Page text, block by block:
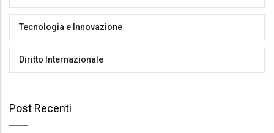
Tecnologia e Innovazione
Diritto Internazionale
Post Recenti